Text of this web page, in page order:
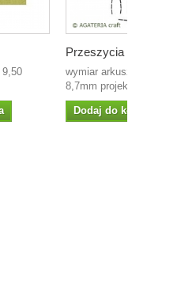
Przeszycia -...
wymiar arkusza: 40mm x
8,7mm projekt: Klaudia...
Dodaj do koszyka